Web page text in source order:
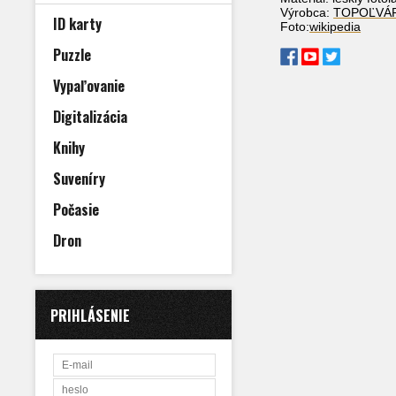
ID karty
Puzzle
Vypaľovanie
Digitalizácia
Knihy
Suveníry
Počasie
Dron
PRIHLÁSENIE
Výrobca:
Foto:wikipedia